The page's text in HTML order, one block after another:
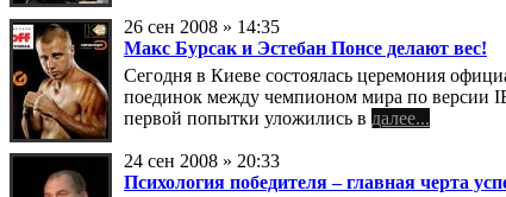
26 cен 2008 » 14:35
Макс Бурсак и Эстебан Понсе делают вес!
Сегодня в Киеве состоялась церемония
поединок между чемпионом мира по версии
первой попытки уложились в далее...
24 cен 2008 » 20:33
Психология победителя – главная черта